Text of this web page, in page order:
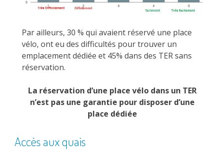
Par ailleurs, 30 % qui avaient réservé une place
vélo, ont eu des difficultés pour trouver un
emplacement dédiée et 45% dans des TER sans
réservation.
La réservation d’une place vélo dans un TER
n’est pas une garantie pour disposer d’une
place dédiée
Accès aux quais